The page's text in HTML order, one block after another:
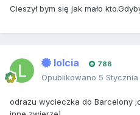
Cieszył bym się jak mało
lolcia 786
Opublikowano 5 Stycznia
odrazu wycieczka do Barcelony